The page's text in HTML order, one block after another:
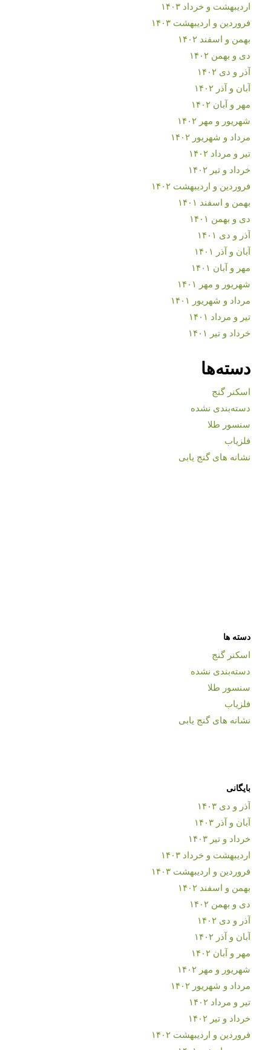
اردیبهشت و خرداد ۱۴۰۳
فروردین و اردیبهشت ۱۴۰۳
بهمن و اسفند ۱۴۰۲
دی و بهمن ۱۴۰۲
آذر و دی ۱۴۰۲
آبان و آذر ۱۴۰۲
مهر و آبان ۱۴۰۲
شهریور و مهر ۱۴۰۲
مرداد و شهریور ۱۴۰۲
تیر و مرداد ۱۴۰۲
خرداد و تیر ۱۴۰۲
فروردین و اردیبهشت ۱۴۰۲
بهمن و اسفند ۱۴۰۱
دی و بهمن ۱۴۰۱
آذر و دی ۱۴۰۱
آبان و آذر ۱۴۰۱
مهر و آبان ۱۴۰۱
شهریور و مهر ۱۴۰۱
مرداد و شهریور ۱۴۰۱
تیر و مرداد ۱۴۰۱
خرداد و تیر ۱۴۰۱
دسته‌ها
اسکنر گنج
دسته‌بندی نشده
سنسور طلا
فلزیاب
نشانه های گنج یابی
دسته ها
اسکنر گنج
دسته‌بندی نشده
سنسور طلا
فلزیاب
نشانه های گنج یابی
بایگانی
آذر و دی ۱۴۰۳
آبان و آذر ۱۴۰۳
خرداد و تیر ۱۴۰۳
اردیبهشت و خرداد ۱۴۰۳
فروردین و اردیبهشت ۱۴۰۳
بهمن و اسفند ۱۴۰۲
دی و بهمن ۱۴۰۲
آذر و دی ۱۴۰۲
آبان و آذر ۱۴۰۲
مهر و آبان ۱۴۰۲
شهریور و مهر ۱۴۰۲
مرداد و شهریور ۱۴۰۲
تیر و مرداد ۱۴۰۲
خرداد و تیر ۱۴۰۲
فروردین و اردیبهشت ۱۴۰۲